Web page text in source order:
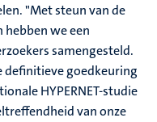
"Met steun van de
hebben we een
samengesteld.
definitieve goedkeuring
HYPERNET-studie
van onze